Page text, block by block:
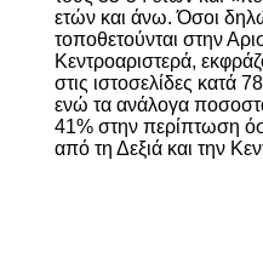
ετών και άνω. Όσοι
τοποθετούνται στην
Κεντροαριστερά,
στις ιστοσελίδες κατά
ενώ τα ανάλογα
41% στην περίπτωση
από τη Δεξιά και την